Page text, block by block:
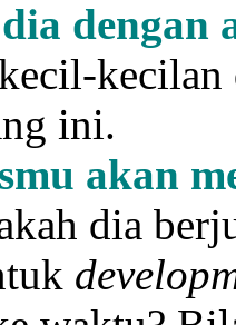
dengan
ini.
akan
dia